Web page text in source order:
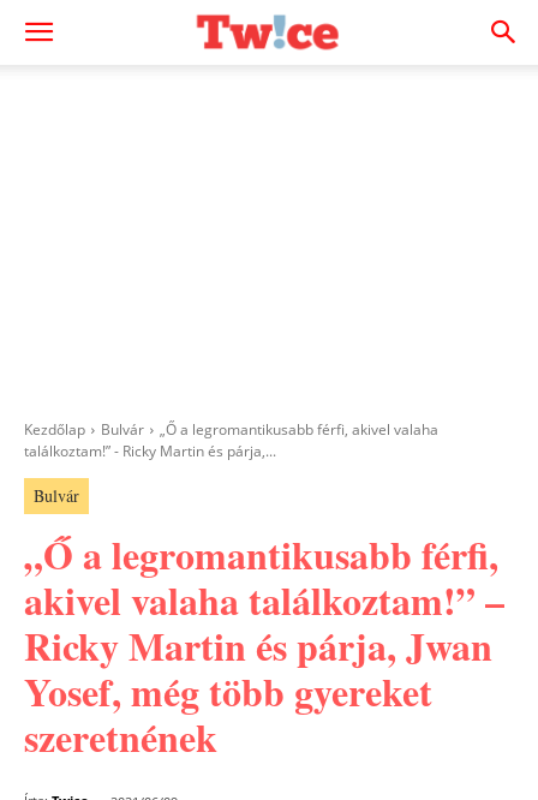
Kezdőlap Bulvár
„Ő a legromantikusabb férfi, akivel valaha
találkoztam!” - Ricky Martin és párja,...
Bulvár
„Ő a legromantikusabb férfi,
akivel valaha találkoztam!” –
Ricky Martin és párja, Jwan
Yosef, még több gyereket
szeretnének